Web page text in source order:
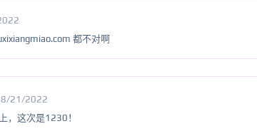
都不对啊
21/2022
，这次是1230！